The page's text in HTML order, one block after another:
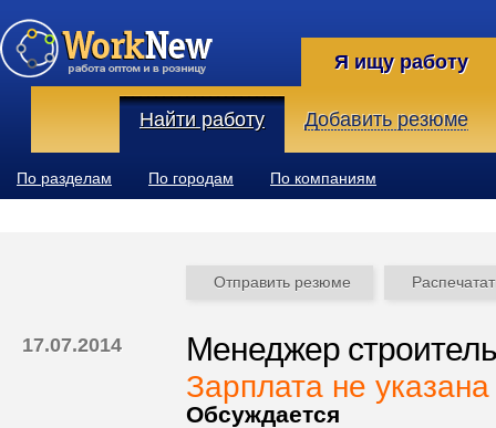
Я ищу работу
Найти работу Добавить резюме
По разделам По городам По компаниям
Отправить резюме
17.07.2014 Менеджер
Зарплата не указана
Обсуждается